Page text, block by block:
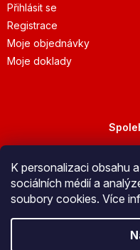
K personalizaci obsahu
sociálních médií a
soubory cookies. Více
Přihlásit se
Registrace
Moje objednávky
Moje doklady